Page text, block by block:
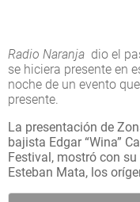
Radio Naranja dio el
se hiciera presente en
noche de un evento
presente.
La presentación de
bajista Edgar “Wina”
Festival, mostró con
Esteban Mata, los